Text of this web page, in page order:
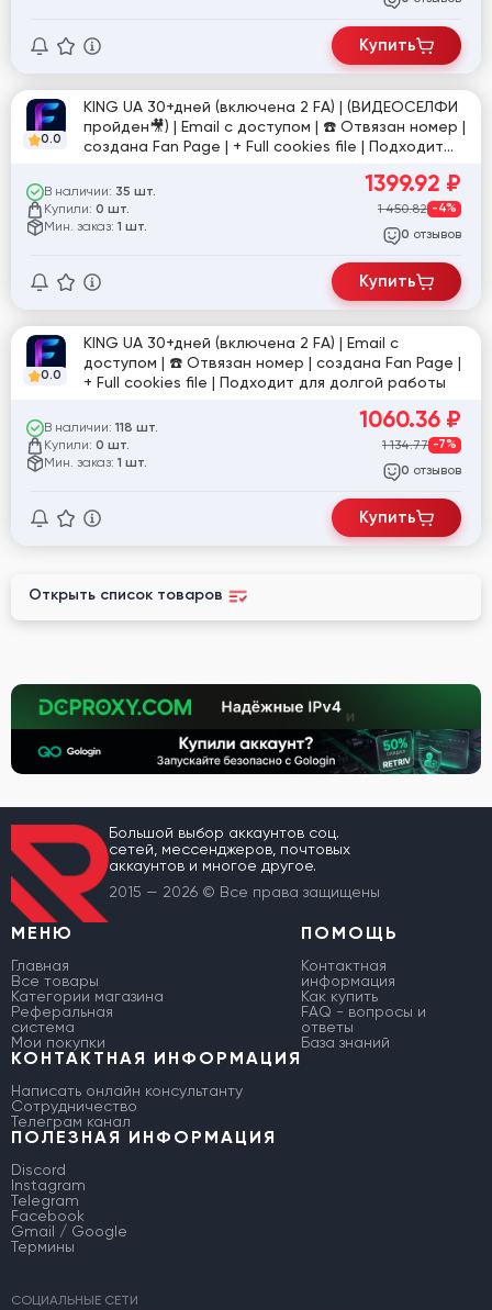
Купить
0.0
KING UA 30+дней (включена 2 FA) | (ВИДЕОСЕЛФИ
пройден🎥) | Email с доступом | ☎️ Отвязан номер |
создана Fan Page | + Full cookies file | Подходит
В наличии: 35 шт.
Купили: 0 шт.
Мин. заказ: 1 шт.
1399.92 ₽
1 450.82 -4%
0 отзывов
Купить
0.0
KING UA 30+дней (включена 2 FA) | Email с
доступом | ☎️ Отвязан номер | создана Fan Page |
+ Full cookies file | Подходит для долгой работы
В наличии: 118 шт.
Купили: 0 шт.
Мин. заказ: 1 шт.
1060.36 ₽
1 134.77 -7%
0 отзывов
Купить
Открыть список товаров
Большой выбор аккаунтов соц.
сетей, мессенджеров, почтовых
аккаунтов и многое другое.
2015 — 2026 © Все права защищены
МЕНЮ
Главная
Все товары
Категории магазина
Реферальная
система
Мои покупки
ПОМОЩЬ
Контактная
информация
Как купить
FAQ - вопросы и
ответы
База знаний
КОНТАКТНАЯ ИНФОРМАЦИЯ
Написать онлайн консультанту
Сотрудничество
Телеграм канал
ПОЛЕЗНАЯ ИНФОРМАЦИЯ
Discord
Instagram
Telegram
Facebook
Gmail / Google
Термины
СОЦИАЛЬНЫЕ СЕТИ